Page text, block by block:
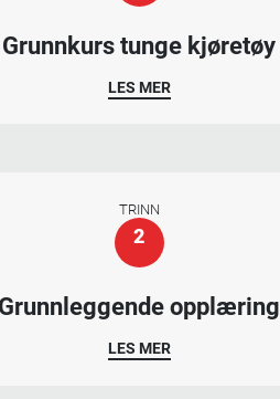
Grunnkurs tunge kjøretøy
LES MER
TRINN
2
Grunnleggende opplæring
LES MER